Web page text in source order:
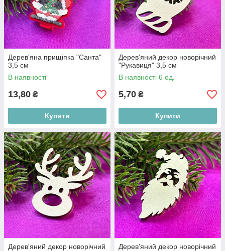
Дерев'яна прищіпка "Санта"
3,5 см
В наявності
13,80 ₴
Купити
Дерев'яний декор новорічний
"Рукавиця" 3,5 см
В наявності 6 од.
5,70 ₴
Купити
Дерев'яний декор новорічний
Дерев'яний декор новорічний